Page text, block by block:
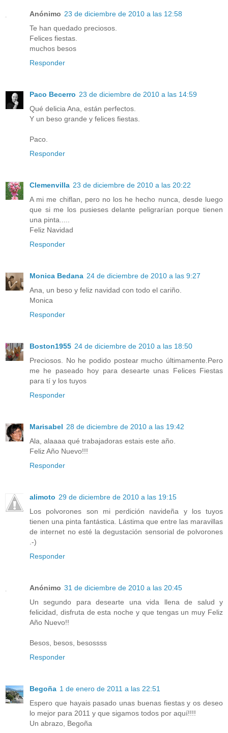
Anónimo 23 de diciembre de 2010 a las 12:58
Te han quedado preciosos.
Felices fiestas.
muchos besos
Responder
Paco Becerro 23 de diciembre de 2010 a las 14:59
Qué delicia Ana, están perfectos.
Y un beso grande y felices fiestas.
Paco.
Responder
Clemenvilla 23 de diciembre de 2010 a las 20:22
A mi me chiflan, pero no los he hecho nunca, desde luego
que si me los pusieses delante peligrarían porque tienen
una pinta.....
Feliz Navidad
Responder
Monica Bedana 24 de diciembre de 2010 a las 9:27
Ana, un beso y feliz navidad con todo el cariño.
Monica
Responder
Boston1955 24 de diciembre de 2010 a las 18:50
Preciosos. No he podido postear mucho últimamente.Pero
me he paseado hoy para desearte unas Felices Fiestas
para tí y los tuyos
Responder
Marisabel 28 de diciembre de 2010 a las 19:42
Ala, alaaaa qué trabajadoras estais este año.
Feliz Año Nuevo!!!
Responder
alimoto 29 de diciembre de 2010 a las 19:15
Los polvorones son mi perdición navideña y los tuyos
tienen una pinta fantástica. Lástima que entre las maravillas
de internet no esté la degustación sensorial de polvorones
.-)
Responder
Anónimo 31 de diciembre de 2010 a las 20:45
Un segundo para desearte una vida llena de salud y
felicidad, disfruta de esta noche y que tengas un muy Feliz
Año Nuevo!!
Besos, besos, besossss
Responder
Begoña 1 de enero de 2011 a las 22:51
Espero que hayais pasado unas buenas fiestas y os deseo
lo mejor para 2011 y que sigamos todos por aquí!!!!
Un abrazo, Begoña